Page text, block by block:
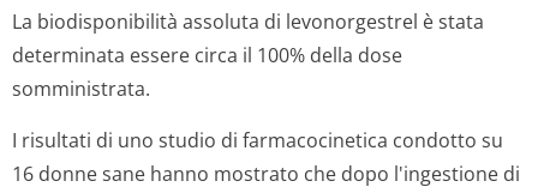
La biodisponibilità assoluta di levonorgestrel è stata
determinata essere circa il 100% della dose
somministrata.
I risultati di uno studio di farmacocinetica condotto su
16 donne sane hanno mostrato che dopo l'ingestione di